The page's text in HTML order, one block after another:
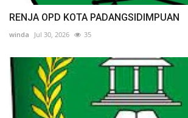
RENJA OPD KOTA PADANGSIDIMPUAN
winda Jul 30, 2026 35